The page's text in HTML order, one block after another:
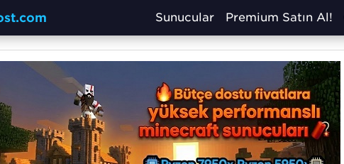
Sunucular Premium Satın Al!